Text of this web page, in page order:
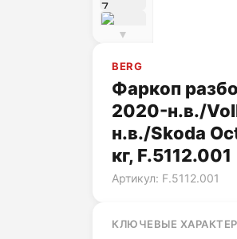
▼
BERG
Фаркоп
2020-н.в./
н.в./Skoda
кг, F.5112.001
Артикул: F.5112.001
КЛЮЧЕВЫЕ